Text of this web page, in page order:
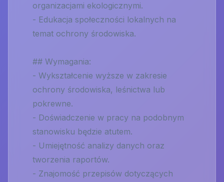
organizacjami ekologicznymi.
- Edukacja społeczności lokalnych na
temat ochrony środowiska.
## Wymagania:
- Wykształcenie wyższe w zakresie
ochrony środowiska, leśnictwa lub
pokrewne.
- Doświadczenie w pracy na podobnym
stanowisku będzie atutem.
- Umiejętność analizy danych oraz
tworzenia raportów.
- Znajomość przepisów dotyczących